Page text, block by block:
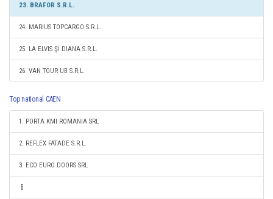
23. BRAFOR S.R.L.
24. MARIUS TOPCARGO S.R.L.
25. LA ELVIS ŞI DIANA S.R.L.
26. VAN TOUR UB S.R.L.
Top national CAEN
1. PORTA KMI ROMANIA SRL
2. REFLEX FATADE S.R.L.
3. ECO EURO DOORS SRL